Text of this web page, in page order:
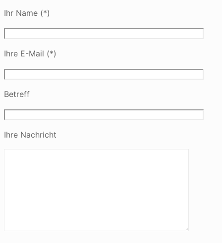
Ihr Name (*)
Ihre E-Mail (*)
Betreff
Ihre Nachricht